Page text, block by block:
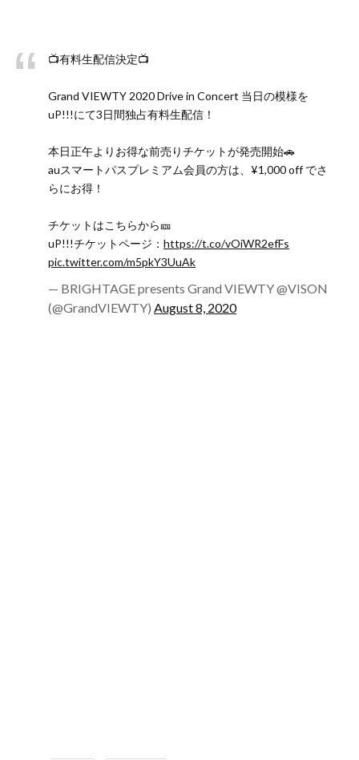
📺有料生配信決定📺
Grand VIEWTY 2020 Drive in Concert 当日の模様を
uP!!!にて3日間独占有料生配信！
本日正午よりお得な前売りチケットが発売開始🚗
auスマートパスプレミアム会員の方は、¥1,000 off でさ
らにお得！
チケットはこちらから🎫
uP!!!チケットページ： https://t.co/vOiWR2efFs
pic.twitter.com/m5pkY3UuAk
— BRIGHTAGE presents Grand VIEWTY @VISON
(@GrandVIEWTY) August 8, 2020